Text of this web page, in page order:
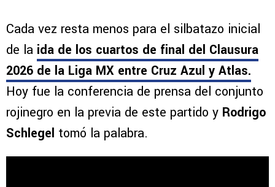
Cada vez resta menos para el silbatazo inicial
de la ida de los cuartos de final del Clausura
2026 de la Liga MX entre Cruz Azul y Atlas.
Hoy fue la conferencia de prensa del conjunto
rojinegro en la previa de este partido y Rodrigo
Schlegel tomó la palabra.